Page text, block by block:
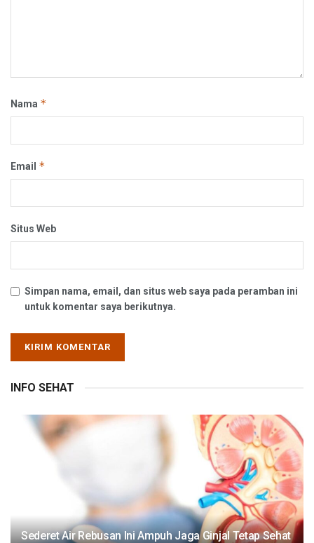
Nama *
Email *
Situs Web
Simpan nama, email, dan situs web saya pada peramban ini
untuk komentar saya berikutnya.
INFO SEHAT
Sederet Air Rebusan Ini Ampuh Jaga Ginjal Tetap Sehat